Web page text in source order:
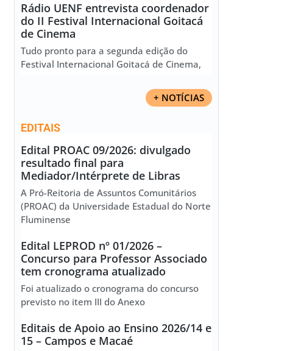
Rádio UENF entrevista coordenador
do II Festival Internacional Goitacá
de Cinema
Tudo pronto para a segunda edição do
Festival Internacional Goitacá de Cinema,
+ NOTÍCIAS
EDITAIS
Edital PROAC 09/2026: divulgado
resultado final para
Mediador/Intérprete de Libras
A Pró-Reitoria de Assuntos Comunitários
(PROAC) da Universidade Estadual do Norte
Fluminense
Edital LEPROD nº 01/2026 –
Concurso para Professor Associado
tem cronograma atualizado
Foi atualizado o cronograma do concurso
previsto no item III do Anexo
Editais de Apoio ao Ensino 2026/14 e
15 – Campos e Macaé